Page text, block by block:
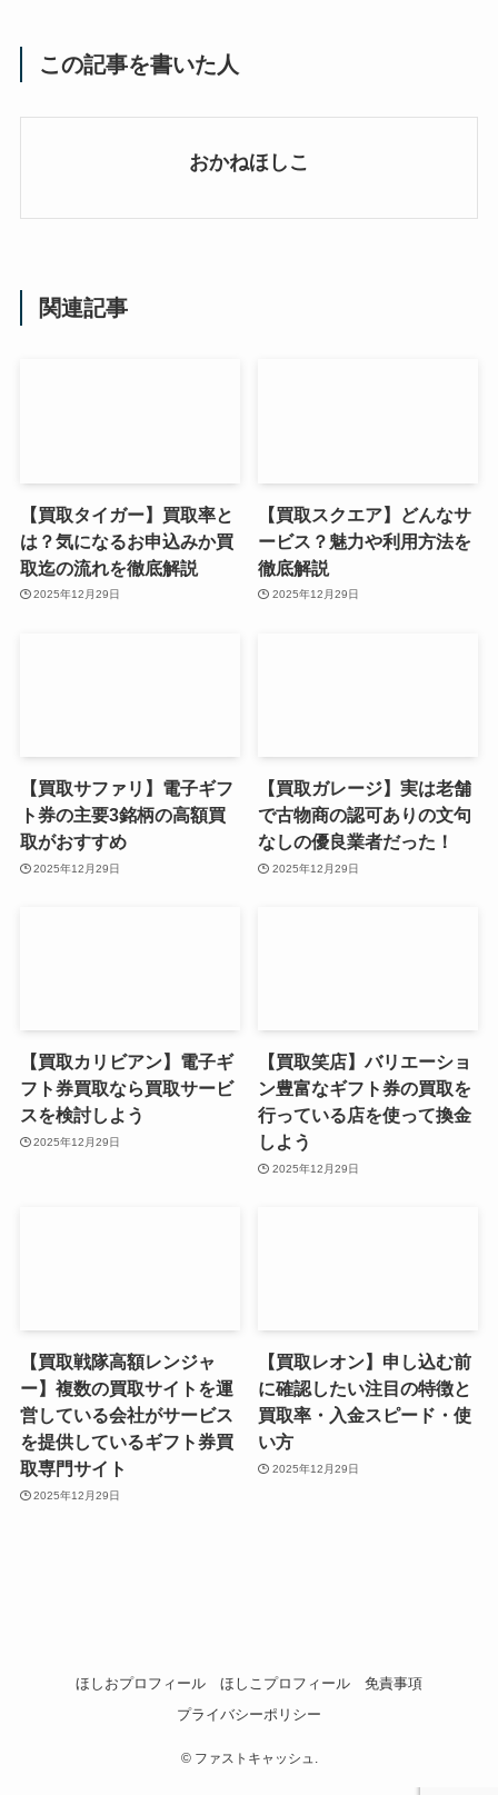
この記事を書いた人
おかねほしこ
関連記事
【買取タイガー】買取率と
は？気になるお申込みか買
取迄の流れを徹底解説
2025年12月29日
【買取スクエア】どんなサ
ービス？魅力や利用方法を
徹底解説
2025年12月29日
【買取サファリ】電子ギフ
ト券の主要3銘柄の高額買
取がおすすめ
2025年12月29日
【買取ガレージ】実は老舗
で古物商の認可ありの文句
なしの優良業者だった！
2025年12月29日
【買取カリビアン】電子ギ
フト券買取なら買取サービ
スを検討しよう
2025年12月29日
【買取笑店】バリエーショ
ン豊富なギフト券の買取を
行っている店を使って換金
しよう
2025年12月29日
【買取戦隊高額レンジャ
ー】複数の買取サイトを運
営している会社がサービス
を提供しているギフト券買
取専門サイト
2025年12月29日
【買取レオン】申し込む前
に確認したい注目の特徴と
買取率・入金スピード・使
い方
2025年12月29日
ほしおプロフィール ほしこプロフィール
免責事項
プライバシーポリシー
©ファストキャッシュ.